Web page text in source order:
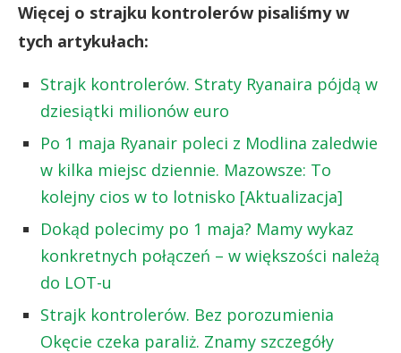
Więcej o strajku kontrolerów pisaliśmy w
tych artykułach:
Strajk kontrolerów. Straty Ryanaira pójdą w
dziesiątki milionów euro
Po 1 maja Ryanair poleci z Modlina zaledwie
w kilka miejsc dziennie. Mazowsze: To
kolejny cios w to lotnisko [Aktualizacja]
Dokąd polecimy po 1 maja? Mamy wykaz
konkretnych połączeń – w większości należą
do LOT-u
Strajk kontrolerów. Bez porozumienia
Okęcie czeka paraliż. Znamy szczegóły